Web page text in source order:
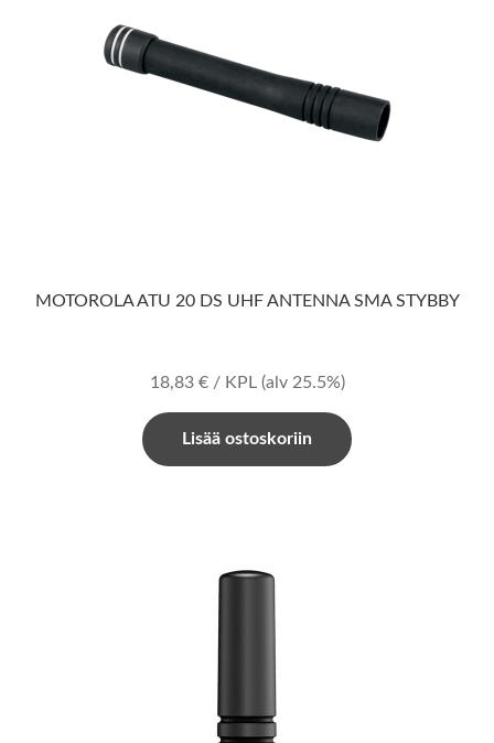
MOTOROLA ATU 20 DS UHF ANTENNA SMA STYBBY
18,83 €/ KPL (alv 25.5%)
Lisää ostoskoriin